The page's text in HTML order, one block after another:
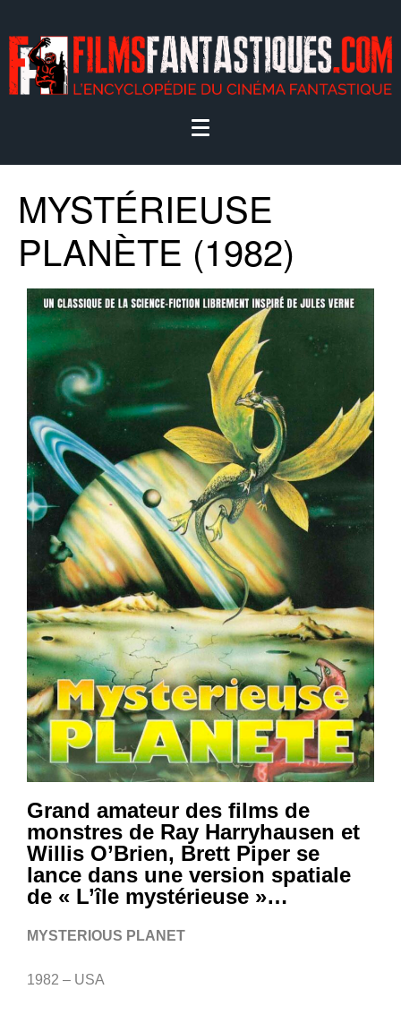
MYSTÉRIEUSE
PLANÈTE (1982)
Grand amateur des films de
monstres de Ray Harryhausen et
Willis O’Brien, Brett Piper se
lance dans une version spatiale
de « L’île mystérieuse »…
MYSTERIOUS PLANET
1982 – USA